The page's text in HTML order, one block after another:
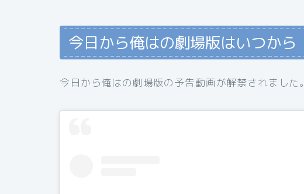
今日から俺はの劇場版はいつから
今日から俺はの劇場版の予告動画が解禁されました。